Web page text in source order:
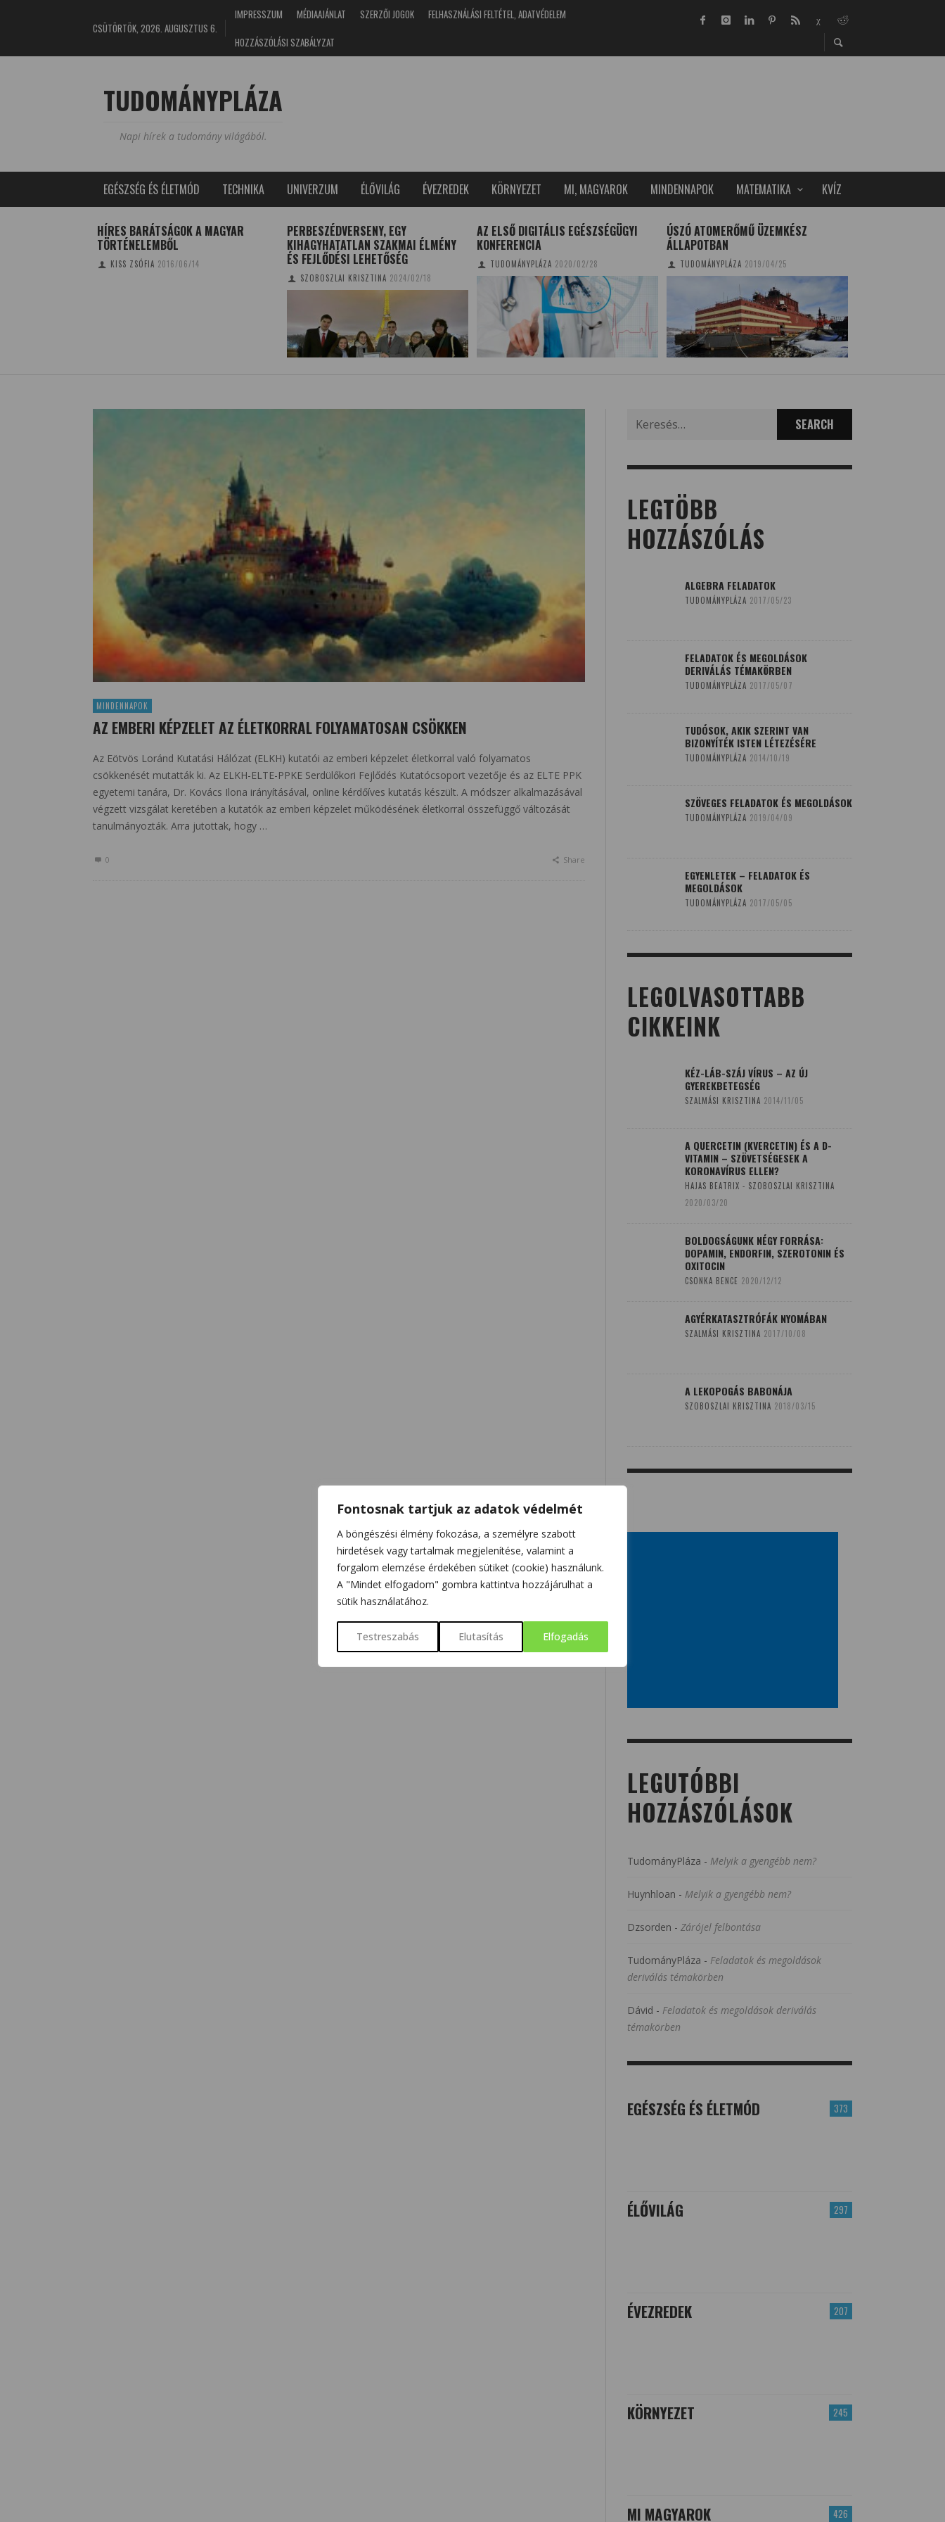
Fontosnak tartjuk az adatok védelmét
A böngészési élmény fokozása, a személyre szabott
hirdetések vagy tartalmak megjelenítése, valamint a
forgalom elemzése érdekében sütiket (cookie) használunk.
A "Mindet elfogadom" gombra kattintva hozzájárulhat a
sütik használatához.
Testreszabás Elutasítás Elfogadás
CSÜTÖRTÖK, 2026. AUGUSZTUS 6.
IMPRESSZUM MÉDIAAJÁNLAT SZERZŐI JOGOK
FELHASZNÁLÁSI FELTÉTEL, ADATVÉDELEM
HOZZÁSZÓLÁSI SZABÁLYZAT
TUDOMÁNYPLÁZA
Napi hírek a tudomány világából.
EGÉSZSÉG ÉS ÉLETMÓD TECHNIKA UNIVERZUM ÉLŐVILÁG ÉVEZREDEK KÖRNYEZET MI, MAGYAROK MINDENNAPOK MATEMATIKA KVÍZ
HÍRES BARÁTSÁGOK A MAGYAR
TÖRTÉNELEMBŐL
KISS ZSÓFIA 2016/06/14
PERBESZÉDVERSENY, EGY
KIHAGYHATATLAN SZAKMAI ÉLMÉNY
ÉS FEJLŐDÉSI LEHETŐSÉG
SZOBOSZLAI KRISZTINA 2024/02/18
AZ ELSŐ DIGITÁLIS EGÉSZSÉGÜGYI
KONFERENCIA
TUDOMÁNYPLÁZA 2020/02/28
ÚSZÓ ATOMERŐMŰ ÜZEMKÉSZ
ÁLLAPOTBAN
TUDOMÁNYPLÁZA 2019/04/25
MINDENNAPOK
AZ EMBERI KÉPZELET AZ ÉLETKORRAL FOLYAMATOSAN CSÖKKEN
Az Eötvös Loránd Kutatási Hálózat (ELKH) kutatói az emberi képzelet életkorral való folyamatos
csökkenését mutatták ki. Az ELKH-ELTE-PPKE Serdülőkori Fejlődés Kutatócsoport vezetője és az ELTE PPK
egyetemi tanára, Dr. Kovács Ilona irányításával, online kérdőíves kutatás készült. A módszer alkalmazásával
végzett vizsgálat keretében a kutatók az emberi képzelet működésének életkorral összefüggő változását
tanulmányozták. Arra jutottak, hogy …
0 Share
for:
LEGTÖBB
HOZZÁSZÓLÁS
ALGEBRA FELADATOK
TUDOMÁNYPLÁZA 2017/05/23
FELADATOK ÉS MEGOLDÁSOK
DERIVÁLÁS TÉMAKÖRBEN
TUDOMÁNYPLÁZA 2017/05/07
TUDÓSOK, AKIK SZERINT VAN
BIZONYÍTÉK ISTEN LÉTEZÉSÉRE
TUDOMÁNYPLÁZA 2014/10/19
SZÖVEGES FELADATOK ÉS MEGOLDÁSOK
TUDOMÁNYPLÁZA 2019/04/09
EGYENLETEK – FELADATOK ÉS
MEGOLDÁSOK
TUDOMÁNYPLÁZA 2017/05/05
LEGOLVASOTTABB
CIKKEINK
KÉZ-LÁB-SZÁJ VÍRUS – AZ ÚJ
GYEREKBETEGSÉG
SZALMÁSI KRISZTINA 2014/11/05
A QUERCETIN (KVERCETIN) ÉS A D-
VITAMIN – SZÖVETSÉGESEK A
KORONAVÍRUS ELLEN?
HAJAS BEATRIX - SZOBOSZLAI KRISZTINA
2020/03/20
BOLDOGSÁGUNK NÉGY FORRÁSA:
DOPAMIN, ENDORFIN, SZEROTONIN ÉS
OXITOCIN
CSONKA BENCE 2020/12/12
AGYÉRKATASZTRÓFÁK NYOMÁBAN
SZALMÁSI KRISZTINA 2017/10/08
A LEKOPOGÁS BABONÁJA
SZOBOSZLAI KRISZTINA 2018/03/15
LEGUTÓBBI
HOZZÁSZÓLÁSOK
TudományPláza - Melyik a gyengébb nem?
Huynhloan - Melyik a gyengébb nem?
Dzsorden - Zárójel felbontása
TudományPláza - Feladatok és megoldások
deriválás témakörben
Dávid - Feladatok és megoldások deriválás
témakörben
373
EGÉSZSÉG ÉS ÉLETMÓD
297
ÉLŐVILÁG
207
ÉVEZREDEK
245
KÖRNYEZET
426
MI MAGYAROK